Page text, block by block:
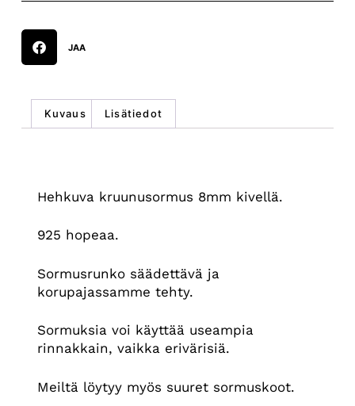
JAA
Kuvaus Lisätiedot
Hehkuva kruunusormus 8mm kivellä.
925 hopeaa.
Sormusrunko säädettävä ja
korupajassamme tehty.
Sormuksia voi käyttää useampia
rinnakkain, vaikka erivärisiä.
Meiltä löytyy myös suuret sormuskoot.